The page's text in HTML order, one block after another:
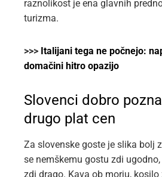
raznolikost je ena glavnih
turizma.
>>> Italijani tega ne počnejo:
domačini hitro opazijo
Slovenci dobro
drugo plat cen
Za slovenske goste je slika bolj
se nemškemu gostu zdi
zdi drago. Kava ob morju,